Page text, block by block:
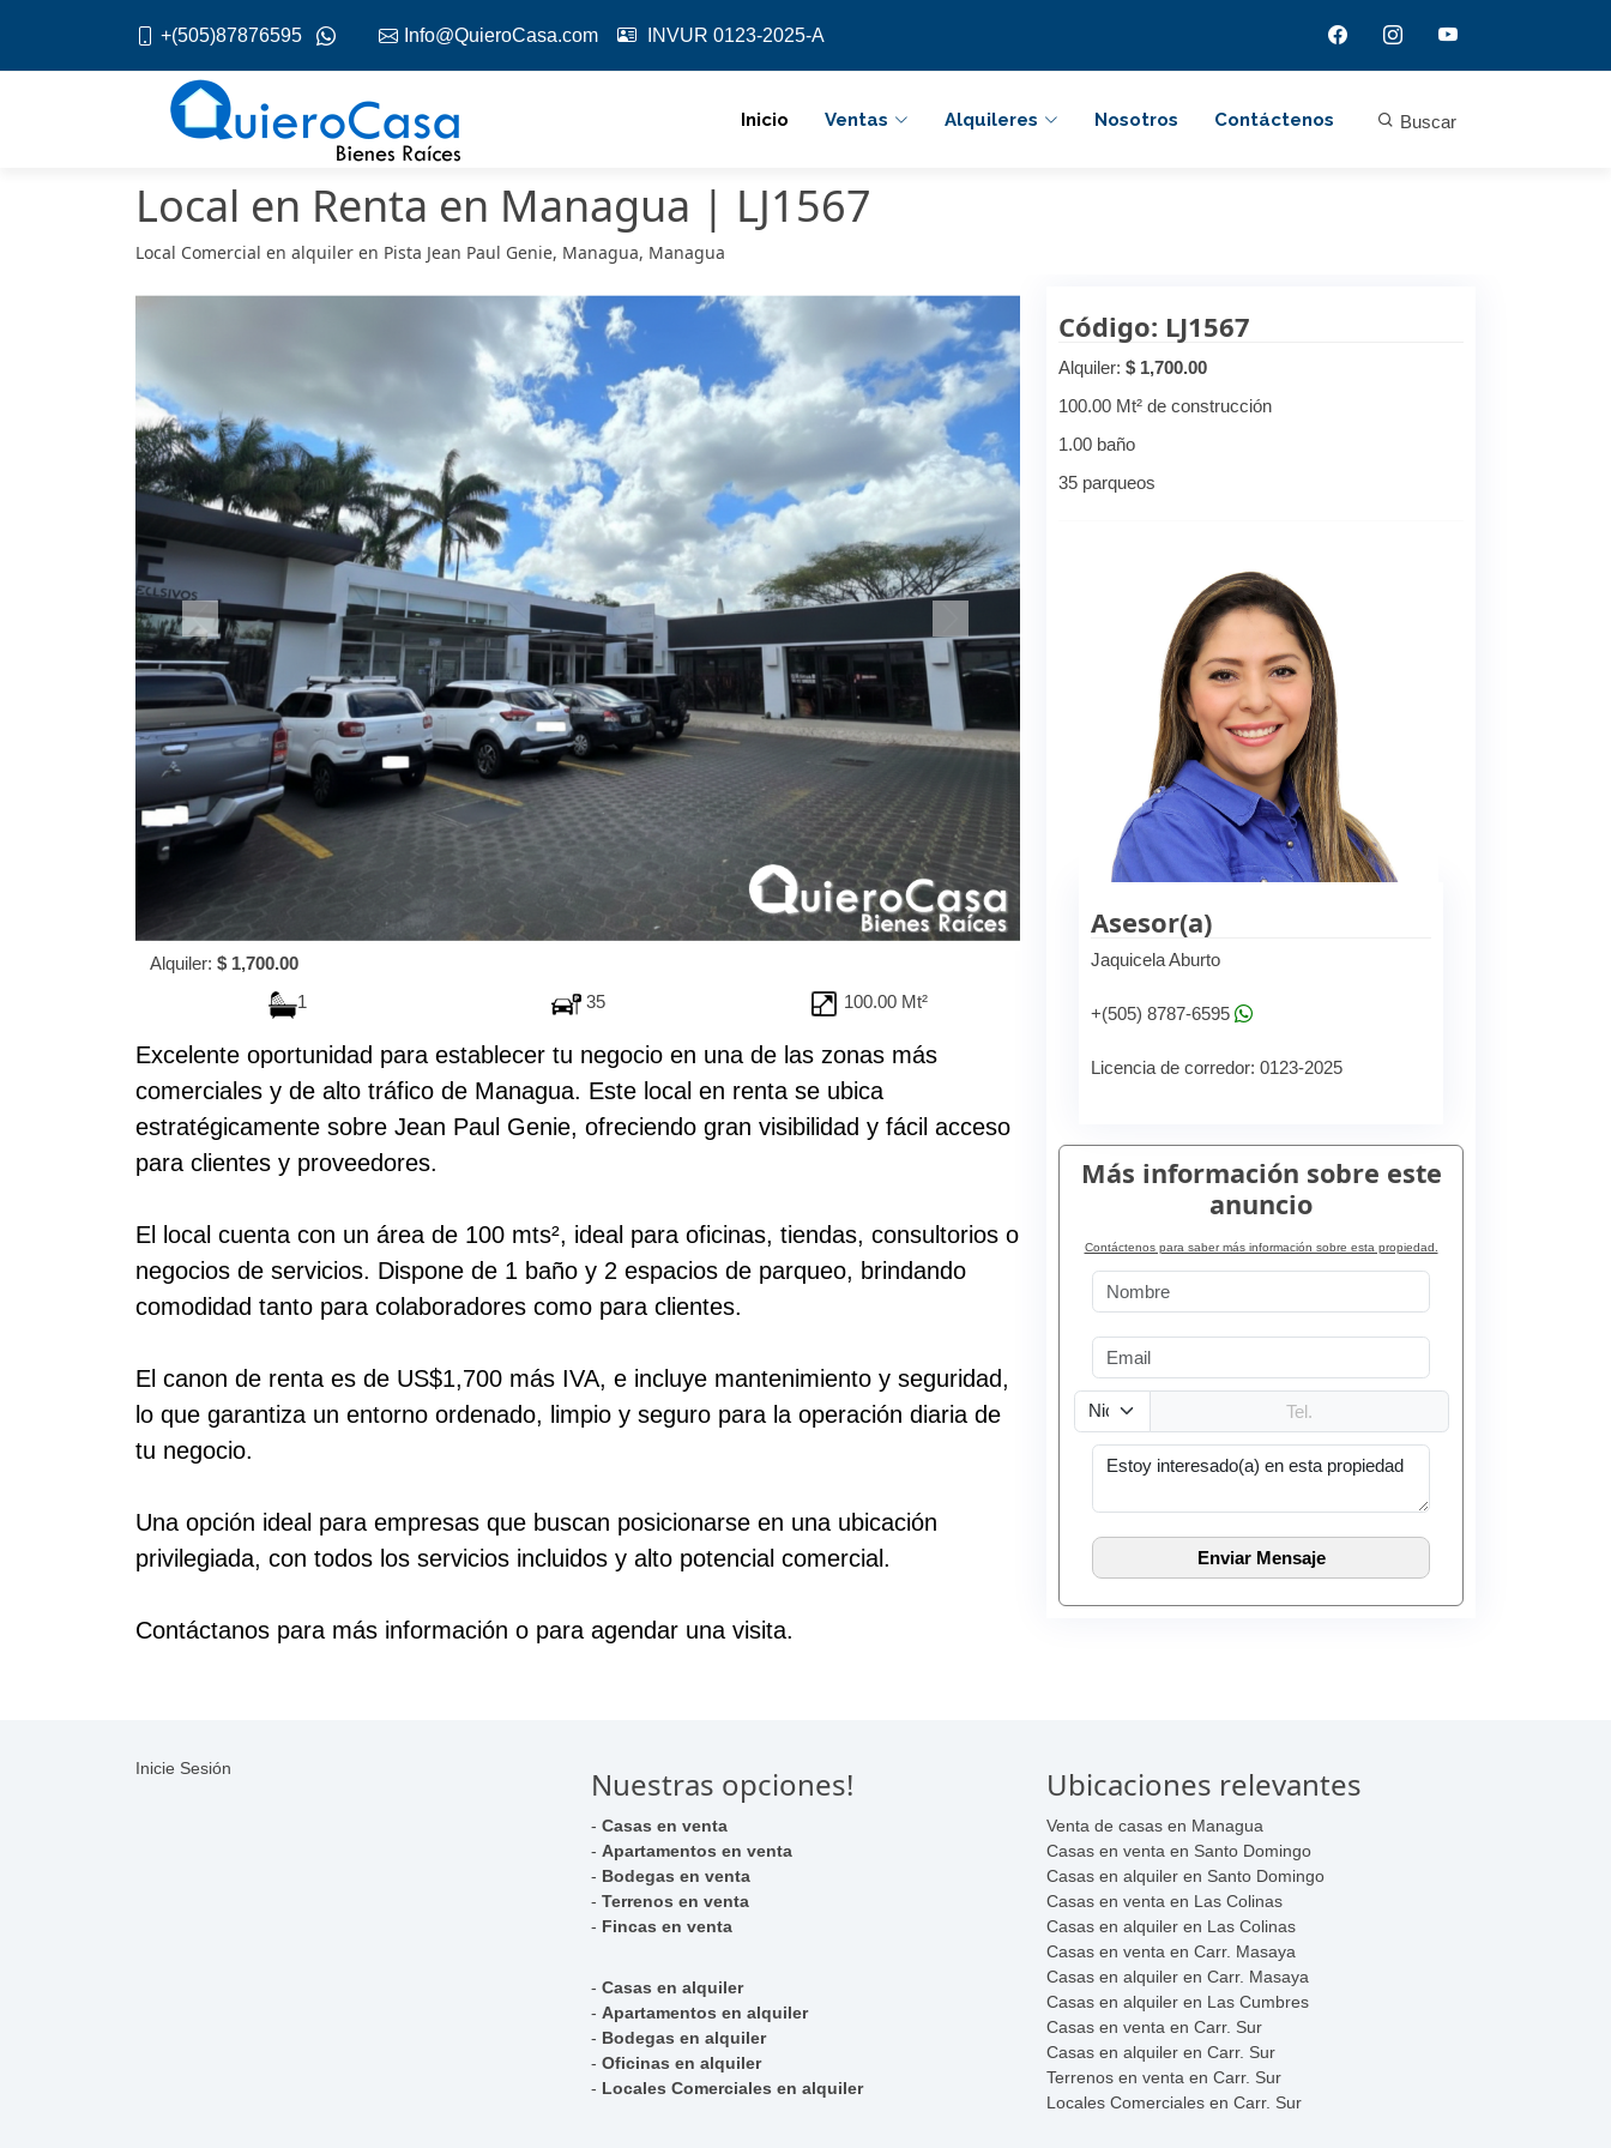
+(505)87876595 Info@QuieroCasa.com INVUR 0123-2025-A
Inicio Ventas Alquileres Nosotros Contáctenos Buscar
Local en Renta en Managua | LJ1567
Local Comercial en alquiler en Pista Jean Paul Genie, Managua, Managua
Alquiler: $ 1,700.00
1
35 100.00 Mt²
Excelente oportunidad para establecer tu negocio en una de las zonas más
comerciales y de alto tráfico de Managua. Este local en renta se ubica
estratégicamente sobre Jean Paul Genie, ofreciendo gran visibilidad y fácil acceso
para clientes y proveedores.
El local cuenta con un área de 100 mts², ideal para oficinas, tiendas, consultorios o
negocios de servicios. Dispone de 1 baño y 2 espacios de parqueo, brindando
comodidad tanto para colaboradores como para clientes.
El canon de renta es de US$1,700 más IVA, e incluye mantenimiento y seguridad,
lo que garantiza un entorno ordenado, limpio y seguro para la operación diaria de
tu negocio.
Una opción ideal para empresas que buscan posicionarse en una ubicación
privilegiada, con todos los servicios incluidos y alto potencial comercial.
Contáctanos para más información o para agendar una visita.
Código: LJ1567
Alquiler:$ 1,700.00
100.00 Mt² de construcción
1.00 baño
35 parqueos
Asesor(a)
Jaquicela Aburto
+(505) 8787-6595
Licencia de corredor: 0123-2025
Más información sobre este
anuncio
Contáctenos para saber más información sobre esta propiedad.
Inicie Sesión Nuestras opciones!
-Casas en venta
-Apartamentos en venta
- Bodegas en venta
-Terrenos en venta
- Fincas en venta
-Casas en alquiler
-Apartamentos en alquiler
- Bodegas en alquiler
-Oficinas en alquiler
- Locales Comerciales en alquiler
Ubicaciones relevantes
Venta de casas en Managua
Casas en venta en Santo Domingo
Casas en alquiler en Santo Domingo
Casas en venta en Las Colinas
Casas en alquiler en Las Colinas
Casas en venta en Carr. Masaya
Casas en alquiler en Carr. Masaya
Casas en alquiler en Las Cumbres
Casas en venta en Carr. Sur
Casas en alquiler en Carr. Sur
Terrenos en venta en Carr. Sur
Locales Comerciales en Carr. Sur